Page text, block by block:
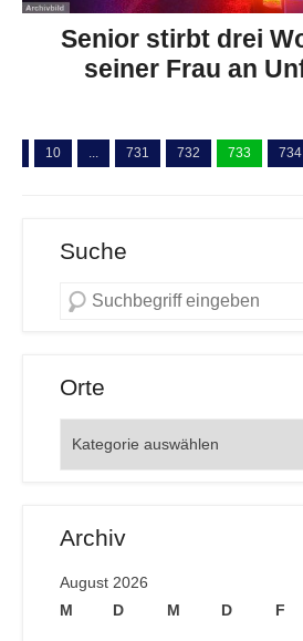
Senior stirbt drei
seiner Frau an
10 ... 731 732 733 734
Suche
Orte
Archiv
August 2026
M
D M D F